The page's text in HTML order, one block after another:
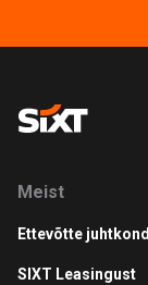
Meist
Ettevõtte juhtkond
SIXT Leasingust